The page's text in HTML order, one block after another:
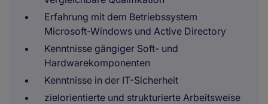
Erfahrung mit dem Betriebssystem
Microsoft-Windows und Active Directory
Kenntnisse gängiger Soft- und
Hardwarekomponenten
Kenntnisse in der IT-Sicherheit
zielorientierte und strukturierte Arbeitsweise